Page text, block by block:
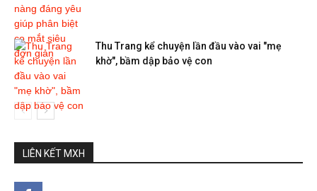
Thu Trang kể chuyện lần đầu vào vai "mẹ
khờ", bầm dập bảo vệ con
LIÊN KẾT MXH